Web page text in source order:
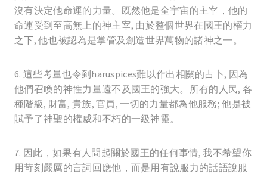
沒有決定他命運的力量。既然他是全宇宙的主宰，他的
命運受到至高無上的神主宰, 由於整個世界在國王的權力
之下, 他也被認為是掌管及創造世界萬物的諸神之一。
6. 這些考量也令到haruspices難以作出相關的占卜, 因為
他們召喚的神性力量遠不及國王的強大。所有的人民, 各
種階級, 財富, 貴族, 官員, 一切的力量都為他服務; 他是被
賦予了神聖的權威和不朽的一級神靈。
7. 因此，如果有人問起關於國王的任何事情, 我不希望你
用苛刻嚴厲的言詞回應他，而是用有說服力的話語說服